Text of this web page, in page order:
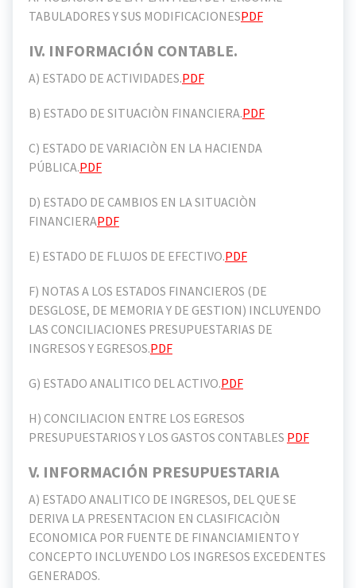
TABULADORES Y SUS MODIFICACIONESPDF
IV. INFORMACIÓN CONTABLE.
A) ESTADO DE ACTIVIDADES.PDF
B) ESTADO DE SITUACIÒN FINANCIERA.PDF
C) ESTADO DE VARIACIÒN EN LA HACIENDA
PÚBLICA.PDF
D) ESTADO DE CAMBIOS EN LA SITUACIÒN
FINANCIERAPDF
E) ESTADO DE FLUJOS DE EFECTIVO.PDF
F) NOTAS A LOS ESTADOS FINANCIEROS (DE
DESGLOSE, DE MEMORIA Y DE GESTION) INCLUYENDO
LAS CONCILIACIONES PRESUPUESTARIAS DE
INGRESOS Y EGRESOS.PDF
G) ESTADO ANALITICO DEL ACTIVO.PDF
H) CONCILIACION ENTRE LOS EGRESOS
PRESUPUESTARIOS Y LOS GASTOS CONTABLES PDF
V. INFORMACIÓN PRESUPUESTARIA
A) ESTADO ANALITICO DE INGRESOS, DEL QUE SE
DERIVA LA PRESENTACION EN CLASIFICACIÒN
ECONOMICA POR FUENTE DE FINANCIAMIENTO Y
CONCEPTO INCLUYENDO LOS INGRESOS EXCEDENTES
GENERADOS.